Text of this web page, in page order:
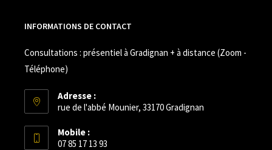
INFORMATIONS DE CONTACT
Consultations : présentiel à Gradignan + à distance (Zoom -
Téléphone)
Adresse :
rue de l'abbé Mounier, 33170 Gradignan
Mobile :
07 85 17 13 93